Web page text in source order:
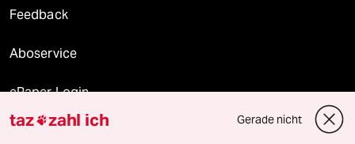
Feedback
Aboservice
ePaper Login
Downloads für Abonnierende
taz zahl ich Gerade nicht